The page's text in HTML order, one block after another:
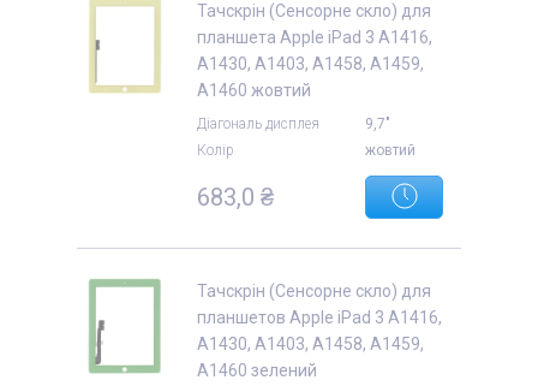
Тачскрін (Сенсорне скло) для
планшета Apple iPad 3 A1416,
A1430, A1403, A1458, A1459,
A1460 жовтий
Діагональ дисплея
9,7"
Колір
жовтий
683,0 ₴
Тачскрін (Сенсорне скло) для
планшетов Apple iPad 3 A1416,
A1430, A1403, A1458, A1459,
A1460 зелений